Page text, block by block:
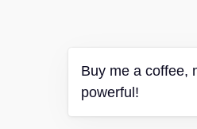
Buy me a coffee,
powerful!